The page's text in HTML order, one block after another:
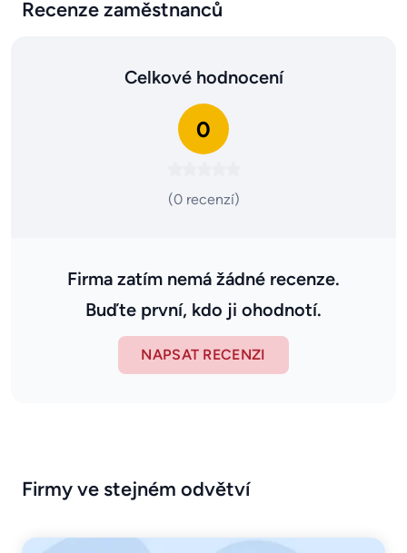
Recenze zaměstnanců
Celkové hodnocení
0
(0 recenzí)
Firma zatím nemá žádné recenze.
Buďte první, kdo ji ohodnotí.
NAPSAT RECENZI
Firmy ve stejném odvětví